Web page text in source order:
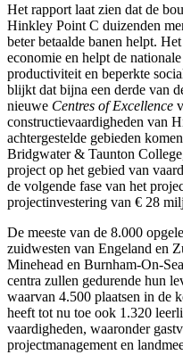
Het rapport laat zien dat de
Hinkley Point C duizenden
beter betaalde banen helpt.
economie en helpt de
productiviteit en beperkte
blijkt dat bijna een derde van
nieuwe Centres of Excellence
constructievaardigheden van
achtergestelde gebieden
Bridgwater & Taunton
project op het gebied van
de volgende fase van het
projectinvestering van € 28
De meeste van de 8.000
zuidwesten van Engeland en
Minehead en Burnham-On-
centra zullen gedurende hun
waarvan 4.500 plaatsen in de
heeft tot nu toe ook 1.320
vaardigheden, waaronder
projectmanagement en